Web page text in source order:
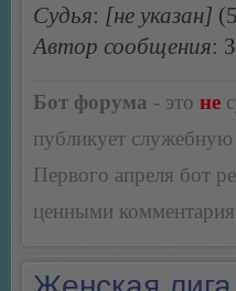
Судья: [не указан]
Автор сообщения:
Бот форума - это не
публикует
Первого апреля бот
ценными